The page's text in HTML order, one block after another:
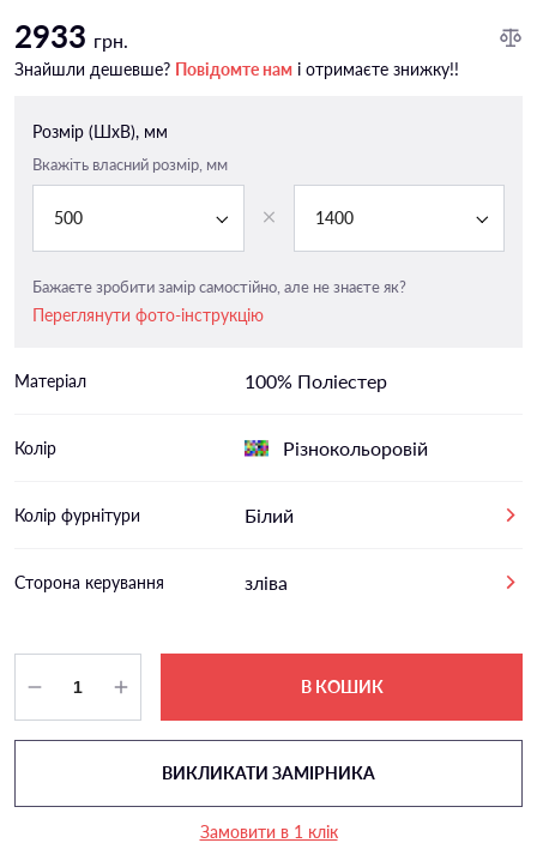
2933 грн.
Знайшли дешевше? Повідомте нам і отримаєте знижку!!
Розмір (ШxВ), мм
Вкажіть власний розмір, мм
500 1400
Бажаєте зробити замір самостійно, але не знаєте як?
Переглянути фото-інструкцію
Матеріал 100% Поліестер
Колір Різнокольоровій
Колір фурнітури Білий
Сторона керування зліва
В КОШИК
ВИКЛИКАТИ ЗАМІРНИКА
Замовити в 1 клік